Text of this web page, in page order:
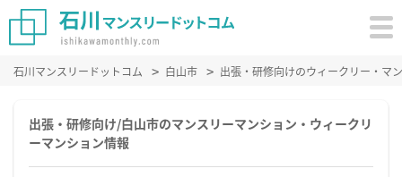
石川マンスリードットコム 白山市 出張・研修向けのウィークリー・マ
出張・研修向け/白山市のマンスリーマンション・ウィークリ
ーマンション情報